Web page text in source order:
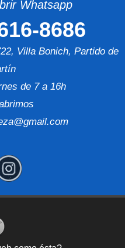
Whatsapp
8686
Villa Bonich, Partido de
de 7 a 16h